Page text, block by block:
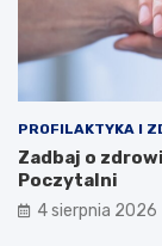
PROFILAKTYKA I
Zadbaj o
Poczytalni
4 sierpnia 2026